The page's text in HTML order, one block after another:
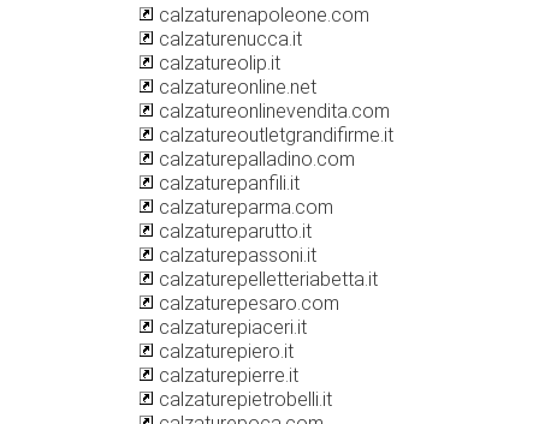
calzaturenapoleone.com
calzaturenucca.it
calzatureolip.it
calzatureonline.net
calzatureonlinevendita.com
calzatureoutletgrandifirme.it
calzaturepalladino.com
calzaturepanfili.it
calzatureparma.com
calzatureparutto.it
calzaturepassoni.it
calzaturepelletteriabetta.it
calzaturepesaro.com
calzaturepiaceri.it
calzaturepiero.it
calzaturepierre.it
calzaturepietrobelli.it